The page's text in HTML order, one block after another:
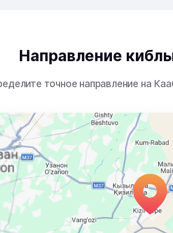
Направление
точное направление на